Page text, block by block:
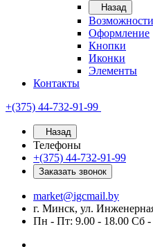
Назад
Возможности
Оформление
Кнопки
Иконки
Элементы
Контакты
+(375) 44-732-91-99
Назад
Телефоны
+(375) 44-732-91-99
Заказать звонок
market@igcmail.by
г. Минск, ул.
Пн - Пт: 9.00 - 18.00 Сб